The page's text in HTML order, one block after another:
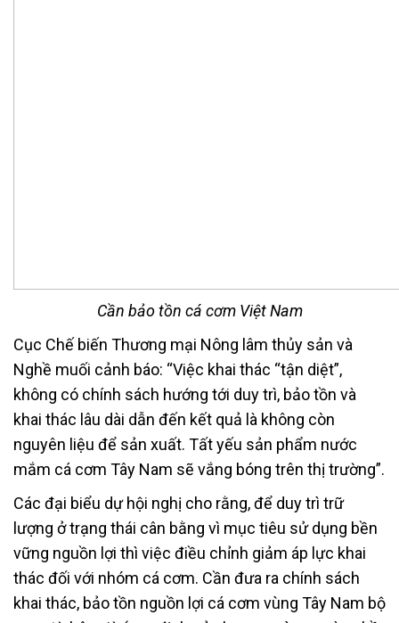
Cần bảo tồn cá cơm Việt Nam
Cục Chế biến Thương mại Nông lâm thủy sản và
Nghề muối cảnh báo: “Việc khai thác “tận diệt”,
không có chính sách hướng tới duy trì, bảo tồn và
khai thác lâu dài dẫn đến kết quả là không còn
nguyên liệu để sản xuất. Tất yếu sản phẩm nước
mắm cá cơm Tây Nam sẽ vắng bóng trên thị trường”.
Các đại biểu dự hội nghị cho rằng, để duy trì trữ
lượng ở trạng thái cân bằng vì mục tiêu sử dụng bền
vững nguồn lợi thì việc điều chỉnh giảm áp lực khai
thác đối với nhóm cá cơm. Cần đưa ra chính sách
khai thác, bảo tồn nguồn lợi cá cơm vùng Tây Nam bộ